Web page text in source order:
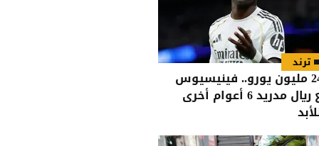
ترند
بـ24 مليون يورو.. فينيسيوس
مع ريال مدريد 6 أعوام أخرى